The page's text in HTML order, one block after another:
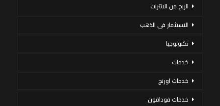
الربح من الانترنت
الاستثمار فى الذهب
تكنولوجيا
خدمات
خدمات اورنج
خدمات فودافون